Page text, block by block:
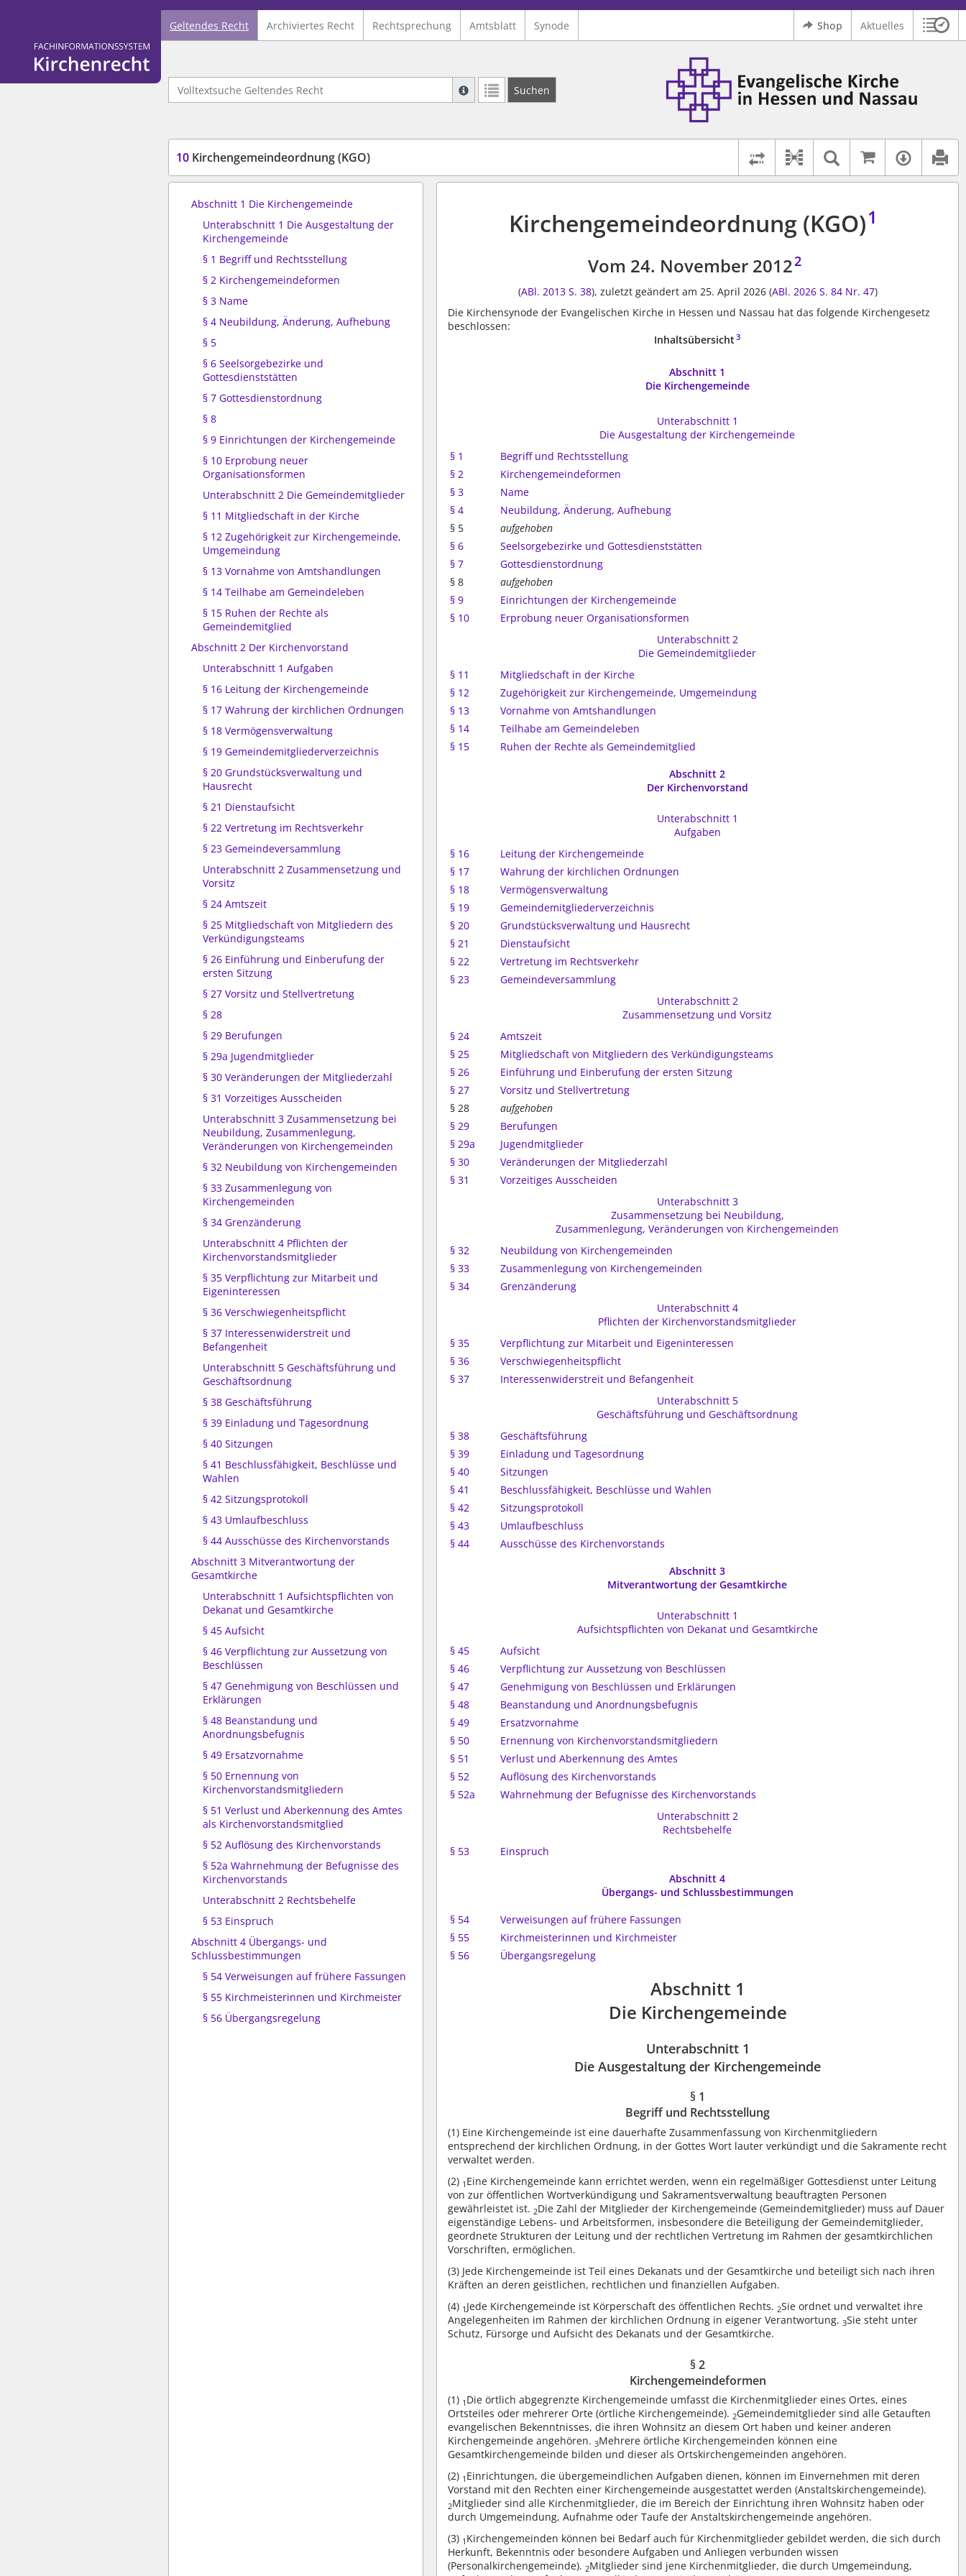
Logo Fachinformationssystem Kirchenrecht
Geltendes Recht Archiviertes Recht Rechtsprechung Amtsblatt Synode Shop Aktuelles
Volltextsuche Geltendes Recht
Suche mit Platzhalter "*", Bsp. Pfarrer*, findet auch: "Pfarrerinitiative" oder "Pfarrerausschuss".
Weitere Suchoperatoren finden Sie in unserer Hilfe.
Suchen
Logo Ev. Kirche in Hessen und Nassau
10 Kirchengemeindeordnung (KGO)
Rechtsstände vergleichen
Dokument-Beziehungen
Textsuche im
Auf
Abschnitt 1 Die Kirchengemeinde
Unterabschnitt 1 Die Ausgestaltung der
Kirchengemeinde
§ 1 Begriff und Rechtsstellung
§ 2 Kirchengemeindeformen
§ 3 Name
§ 4 Neubildung, Änderung, Aufhebung
§ 5
§ 6 Seelsorgebezirke und
Gottesdienststätten
§ 7 Gottesdienstordnung
§ 8
§ 9 Einrichtungen der Kirchengemeinde
§ 10 Erprobung neuer
Organisationsformen
Unterabschnitt 2 Die Gemeindemitglieder
§ 11 Mitgliedschaft in der Kirche
§ 12 Zugehörigkeit zur Kirchengemeinde,
Umgemeindung
§ 13 Vornahme von Amtshandlungen
§ 14 Teilhabe am Gemeindeleben
§ 15 Ruhen der Rechte als
Gemeindemitglied
Abschnitt 2 Der Kirchenvorstand
Unterabschnitt 1 Aufgaben
§ 16 Leitung der Kirchengemeinde
§ 17 Wahrung der kirchlichen Ordnungen
§ 18 Vermögensverwaltung
§ 19 Gemeindemitgliederverzeichnis
§ 20 Grundstücksverwaltung und
Hausrecht
§ 21 Dienstaufsicht
§ 22 Vertretung im Rechtsverkehr
§ 23 Gemeindeversammlung
Unterabschnitt 2 Zusammensetzung und
Vorsitz
§ 24 Amtszeit
§ 25 Mitgliedschaft von Mitgliedern des
Verkündigungsteams
§ 26 Einführung und Einberufung der
ersten Sitzung
§ 27 Vorsitz und Stellvertretung
§ 28
§ 29 Berufungen
§ 29a Jugendmitglieder
§ 30 Veränderungen der Mitgliederzahl
§ 31 Vorzeitiges Ausscheiden
Unterabschnitt 3 Zusammensetzung bei
Neubildung, Zusammenlegung,
Veränderungen von Kirchengemeinden
§ 32 Neubildung von Kirchengemeinden
§ 33 Zusammenlegung von
Kirchengemeinden
§ 34 Grenzänderung
Unterabschnitt 4 Pflichten der
Kirchenvorstandsmitglieder
§ 35 Verpflichtung zur Mitarbeit und
Eigeninteressen
§ 36 Verschwiegenheitspflicht
§ 37 Interessenwiderstreit und
Befangenheit
Unterabschnitt 5 Geschäftsführung und
Geschäftsordnung
§ 38 Geschäftsführung
§ 39 Einladung und Tagesordnung
§ 40 Sitzungen
§ 41 Beschlussfähigkeit, Beschlüsse und
Wahlen
§ 42 Sitzungsprotokoll
§ 43 Umlaufbeschluss
§ 44 Ausschüsse des Kirchenvorstands
Abschnitt 3 Mitverantwortung der
Gesamtkirche
Unterabschnitt 1 Aufsichtspflichten von
Dekanat und Gesamtkirche
§ 45 Aufsicht
§ 46 Verpflichtung zur Aussetzung von
Beschlüssen
§ 47 Genehmigung von Beschlüssen und
Erklärungen
§ 48 Beanstandung und
Anordnungsbefugnis
§ 49 Ersatzvornahme
§ 50 Ernennung von
Kirchenvorstandsmitgliedern
§ 51 Verlust und Aberkennung des Amtes
als Kirchenvorstandsmitglied
§ 52 Auflösung des Kirchenvorstands
§ 52a Wahrnehmung der Befugnisse des
Kirchenvorstands
Unterabschnitt 2 Rechtsbehelfe
§ 53 Einspruch
Abschnitt 4 Übergangs- und
Schlussbestimmungen
§ 54 Verweisungen auf frühere Fassungen
§ 55 Kirchmeisterinnen und Kirchmeister
§ 56 Übergangsregelung
Kirchengemeindeordnung (KGO)1
Vom 24. November 20122
(ABl. 2013 S. 38), zuletzt geändert am 25. April 2026 (ABl. 2026 S. 84 Nr. 47)
Die Kirchensynode der Evangelischen Kirche in Hessen und Nassau hat das folgende Kirchengesetz
beschlossen:
Inhaltsübersicht 3
Abschnitt 1
Die Kirchengemeinde
Unterabschnitt 1
Die Ausgestaltung der Kirchengemeinde
§ 1
Begriff und Rechtsstellung
§ 2
Kirchengemeindeformen
§ 3
Name
§ 4
Neubildung, Änderung, Aufhebung
§ 5
aufgehoben
§ 6
Seelsorgebezirke und Gottesdienststätten
§ 7
Gottesdienstordnung
§ 8
aufgehoben
§ 9
Einrichtungen der Kirchengemeinde
§ 10
Erprobung neuer Organisationsformen
Unterabschnitt 2
Die Gemeindemitglieder
§ 11
Mitgliedschaft in der Kirche
§ 12
Zugehörigkeit zur Kirchengemeinde, Umgemeindung
§ 13
Vornahme von Amtshandlungen
§ 14
Teilhabe am Gemeindeleben
§ 15
Ruhen der Rechte als Gemeindemitglied
Abschnitt 2
Der Kirchenvorstand
Unterabschnitt 1
Aufgaben
§ 16
Leitung der Kirchengemeinde
§ 17
Wahrung der kirchlichen Ordnungen
§ 18
Vermögensverwaltung
§ 19
Gemeindemitgliederverzeichnis
§ 20
Grundstücksverwaltung und Hausrecht
§ 21
Dienstaufsicht
§ 22
Vertretung im Rechtsverkehr
§ 23
Gemeindeversammlung
Unterabschnitt 2
Zusammensetzung und Vorsitz
§ 24
Amtszeit
§ 25
Mitgliedschaft von Mitgliedern des Verkündigungsteams
§ 26
Einführung und Einberufung der ersten Sitzung
§ 27
Vorsitz und Stellvertretung
§ 28
aufgehoben
§ 29
Berufungen
§ 29a
Jugendmitglieder
§ 30
Veränderungen der Mitgliederzahl
§ 31
Vorzeitiges Ausscheiden
Unterabschnitt 3
Zusammensetzung bei Neubildung,
Zusammenlegung, Veränderungen von Kirchengemeinden
§ 32
Neubildung von Kirchengemeinden
§ 33
Zusammenlegung von Kirchengemeinden
§ 34
Grenzänderung
Unterabschnitt 4
Pflichten der Kirchenvorstandsmitglieder
§ 35
Verpflichtung zur Mitarbeit und Eigeninteressen
§ 36
Verschwiegenheitspflicht
§ 37
Interessenwiderstreit und Befangenheit
Unterabschnitt 5
Geschäftsführung und Geschäftsordnung
§ 38
Geschäftsführung
§ 39
Einladung und Tagesordnung
§ 40
Sitzungen
§ 41
Beschlussfähigkeit, Beschlüsse und Wahlen
§ 42
Sitzungsprotokoll
§ 43
Umlaufbeschluss
§ 44
Ausschüsse des Kirchenvorstands
Abschnitt 3
Mitverantwortung der Gesamtkirche
Unterabschnitt 1
Aufsichtspflichten von Dekanat und Gesamtkirche
§ 45
Aufsicht
§ 46
Verpflichtung zur Aussetzung von Beschlüssen
§ 47
Genehmigung von Beschlüssen und Erklärungen
§ 48
Beanstandung und Anordnungsbefugnis
§ 49
Ersatzvornahme
§ 50
Ernennung von Kirchenvorstandsmitgliedern
§ 51
Verlust und Aberkennung des Amtes
§ 52
Auflösung des Kirchenvorstands
§ 52a
Wahrnehmung der Befugnisse des Kirchenvorstands
Unterabschnitt 2
Rechtsbehelfe
§ 53
Einspruch
Abschnitt 4
Übergangs- und Schlussbestimmungen
§ 54
Verweisungen auf frühere Fassungen
§ 55
Kirchmeisterinnen und Kirchmeister
§ 56
Übergangsregelung
Abschnitt 1
Die Kirchengemeinde
Unterabschnitt 1
Die Ausgestaltung der Kirchengemeinde
§ 1
Begriff und Rechtsstellung
(1) Eine Kirchengemeinde ist eine dauerhafte Zusammenfassung von Kirchenmitgliedern
entsprechend der kirchlichen Ordnung, in der Gottes Wort lauter verkündigt und die Sakramente recht
verwaltet werden.
(2) 1 Eine Kirchengemeinde kann errichtet werden, wenn ein regelmäßiger Gottesdienst unter Leitung
von zur öffentlichen Wortverkündigung und Sakramentsverwaltung beauftragten Personen
gewährleistet ist. 2Die Zahl der Mitglieder der Kirchengemeinde (Gemeindemitglieder) muss auf Dauer
eigenständige Lebens- und Arbeitsformen, insbesondere die Beteiligung der Gemeindemitglieder,
geordnete Strukturen der Leitung und der rechtlichen Vertretung im Rahmen der gesamtkirchlichen
Vorschriften, ermöglichen.
(3) Jede Kirchengemeinde ist Teil eines Dekanats und der Gesamtkirche und beteiligt sich nach ihren
Kräften an deren geistlichen, rechtlichen und finanziellen Aufgaben.
(4) 1Jede Kirchengemeinde ist Körperschaft des öffentlichen Rechts. 2Sie ordnet und verwaltet ihre
Angelegenheiten im Rahmen der kirchlichen Ordnung in eigener Verantwortung.3Sie steht unter
Schutz, Fürsorge und Aufsicht des Dekanats und der Gesamtkirche.
§ 2
Kirchengemeindeformen
(1) 1 Die örtlich abgegrenzte Kirchengemeinde umfasst die Kirchenmitglieder eines Ortes, eines
Ortsteiles oder mehrerer Orte (örtliche Kirchengemeinde). 2Gemeindemitglieder sind alle Getauften
evangelischen Bekenntnisses, die ihren Wohnsitz an diesem Ort haben und keiner anderen
Kirchengemeinde angehören.3Mehrere örtliche Kirchengemeinden können eine
Gesamtkirchengemeinde bilden und dieser als Ortskirchengemeinden angehören.
(2) 1 Einrichtungen, die übergemeindlichen Aufgaben dienen, können im Einvernehmen mit deren
Vorstand mit den Rechten einer Kirchengemeinde ausgestattet werden (Anstaltskirchengemeinde).
2Mitglieder sind alle Kirchenmitglieder, die im Bereich der Einrichtung ihren Wohnsitz haben oder
durch Umgemeindung, Aufnahme oder Taufe der Anstaltskirchengemeinde angehören.
(3) 1 Kirchengemeinden können bei Bedarf auch für Kirchenmitglieder gebildet werden, die sich durch
Herkunft, Bekenntnis oder besondere Aufgaben und Anliegen verbunden wissen
(Personalkirchengemeinde). 2Mitglieder sind jene Kirchenmitglieder, die durch Umgemeindung,